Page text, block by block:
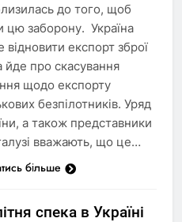
до того, щоб
цю заборону. Україна
експорт зброї
йде про скасування
щодо експорту
безпілотників. Уряд
а також представники
вважають, що це…
більше
спека в Україні